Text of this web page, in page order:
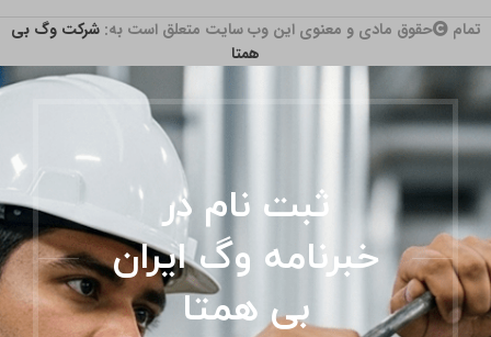
تمام حقوق مادی و معنوی این وب سایت متعلق است به:شرکت وگ بی
همتا
ثبت نام در
خبرنامه وگ ایران
بی همتا